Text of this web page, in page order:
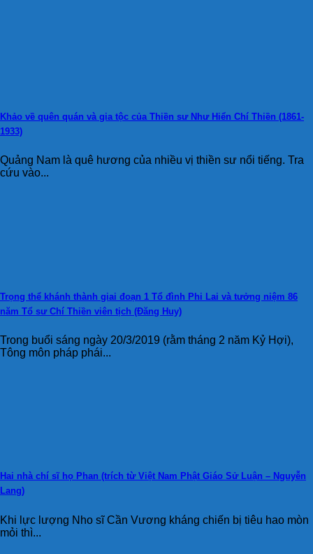
Khảo về quên quán và gia tộc của Thiền sư Như Hiển Chí Thiền (1861-
1933)
Quảng Nam là quê hương của nhiều vị thiền sư nổi tiếng. Tra
cứu vào...
Trọng thể khánh thành giai đoạn 1 Tổ đình Phi Lai và tưởng niệm 86
năm Tổ sư Chí Thiền viên tịch (Đăng Huy)
Trong buổi sáng ngày 20/3/2019 (rằm tháng 2 năm Kỷ Hợi),
Tông môn pháp phái...
Hai nhà chí sĩ họ Phan (trích từ Việt Nam Phật Giáo Sử Luận – Nguyễn
Lang)
Khi lực lượng Nho sĩ Cần Vương kháng chiến bị tiêu hao mòn
mỏi thì...